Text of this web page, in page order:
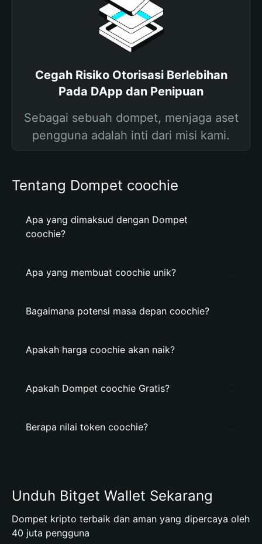
Cegah Risiko Otorisasi Berlebihan
Pada DApp dan Penipuan
Sebagai sebuah dompet, menjaga aset
pengguna adalah inti dari misi kami.
Tentang Dompet coochie
Apa yang dimaksud dengan Dompet
coochie?
Apa yang membuat coochie unik?
Bagaimana potensi masa depan coochie?
Apakah harga coochie akan naik?
Apakah Dompet coochie Gratis?
Berapa nilai token coochie?
Unduh Bitget Wallet Sekarang
Dompet kripto terbaik dan aman yang dipercaya oleh
40 juta pengguna